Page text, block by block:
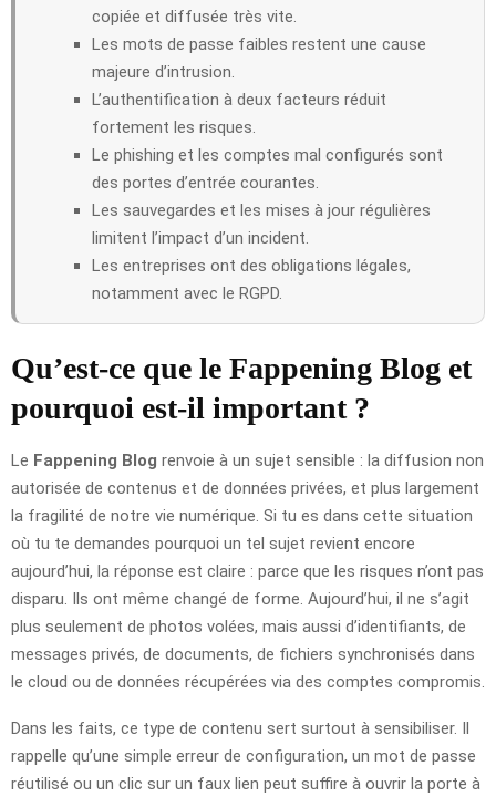
copiée et diffusée très vite.
Les mots de passe faibles restent une cause
majeure d’intrusion.
L’authentification à deux facteurs réduit
fortement les risques.
Le phishing et les comptes mal configurés sont
des portes d’entrée courantes.
Les sauvegardes et les mises à jour régulières
limitent l’impact d’un incident.
Les entreprises ont des obligations légales,
notamment avec le RGPD.
Qu’est-ce que le Fappening Blog et
pourquoi est-il important ?
Le Fappening Blog renvoie à un sujet sensible : la diffusion non
autorisée de contenus et de données privées, et plus largement
la fragilité de notre vie numérique. Si tu es dans cette situation
où tu te demandes pourquoi un tel sujet revient encore
aujourd’hui, la réponse est claire : parce que les risques n’ont pas
disparu. Ils ont même changé de forme. Aujourd’hui, il ne s’agit
plus seulement de photos volées, mais aussi d’identifiants, de
messages privés, de documents, de fichiers synchronisés dans
le cloud ou de données récupérées via des comptes compromis.
Dans les faits, ce type de contenu sert surtout à sensibiliser. Il
rappelle qu’une simple erreur de configuration, un mot de passe
réutilisé ou un clic sur un faux lien peut suffire à ouvrir la porte à